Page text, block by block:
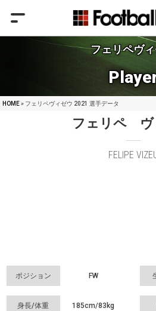
フェリペヴ
HOME» フェリペヴィゼウ 2021 選手データ
フェリペ ヴ
FELIPE
ポジション FW
身長/体重 185cm/83kg